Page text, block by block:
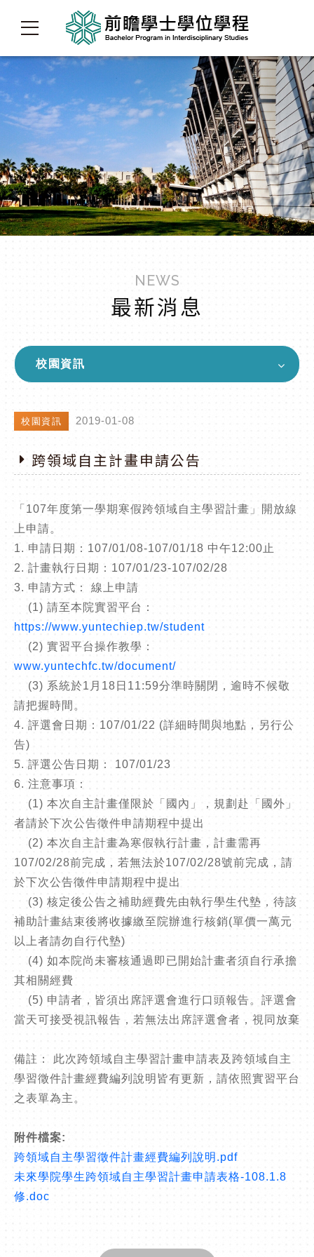
NEWS
最新消息
校園資訊
校園資訊 2019-01-08
跨領域自主計畫申請公告
「107年度第一學期寒假跨領域自主學習計畫」開放線
上申請。
1. 申請日期：107/01/08-107/01/18 中午12:00止
2. 計畫執行日期：107/01/23-107/02/28
3. 申請方式： 線上申請
(1) 請至本院實習平台：
https://www.yuntechiep.tw/student
(2) 實習平台操作教學：
www.yuntechfc.tw/document/
(3) 系統於1月18日11:59分準時關閉，逾時不候敬
請把握時間。
4. 評選會日期：107/01/22 (詳細時間與地點，另行公
告)
5. 評選公告日期： 107/01/23
6. 注意事項：
(1) 本次自主計畫僅限於「國內」，規劃赴「國外」
者請於下次公告徵件申請期程中提出
(2) 本次自主計畫為寒假執行計畫，計畫需再
107/02/28前完成，若無法於107/02/28號前完成，請
於下次公告徵件申請期程中提出
(3) 核定後公告之補助經費先由執行學生代墊，待該
補助計畫結束後將收據繳至院辦進行核銷(單價一萬元
以上者請勿自行代墊)
(4) 如本院尚未審核通過即已開始計畫者須自行承擔
其相關經費
(5) 申請者，皆須出席評選會進行口頭報告。評選會
當天可接受視訊報告，若無法出席評選會者，視同放棄
備註： 此次跨領域自主學習計畫申請表及跨領域自主
學習徵件計畫經費編列說明皆有更新，請依照實習平台
之表單為主。
附件檔案:
跨領域自主學習徵件計畫經費編列說明.pdf
未來學院學生跨領域自主學習計畫申請表格-108.1.8
修.doc